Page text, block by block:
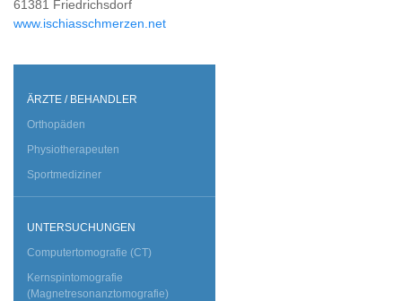
61381 Friedrichsdorf
www.ischiasschmerzen.net
ÄRZTE / BEHANDLER
Orthopäden
Physiotherapeuten
Sportmediziner
UNTERSUCHUNGEN
Computertomografie (CT)
Kernspintomografie
(Magnetresonanztomografie)